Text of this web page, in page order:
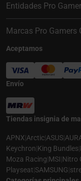
Entidades Pro
Marcas Pro Gamers
Aceptamos
Envío
Tiendas insignia de
APNX|Arctic|ASUS|
Keychron|King Bundles|
Moza Racing|MSI|Nitro
Playseat|SAMSUNG|